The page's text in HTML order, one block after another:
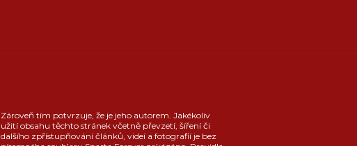
Zároveň tím potvrzuje, že je jeho autorem. Jakékoliv
užití obsahu těchto stránek včetně převzetí, šíření či
dalšího zpřístupňování článků, videí a fotografií je bez